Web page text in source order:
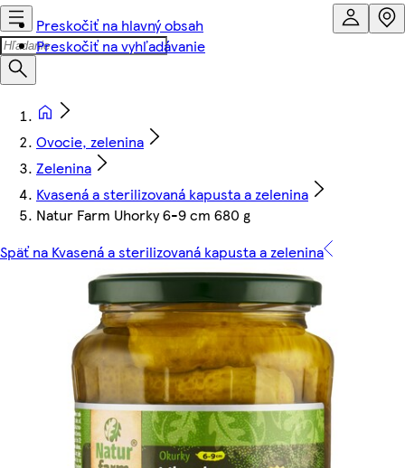
Preskočiť na hlavný obsah
Preskočiť na vyhľadávanie
Ovocie, zelenina
Zelenina
Kvasená a sterilizovaná kapusta a zelenina
Natur Farm Uhorky 6-9 cm 680 g
Späť na Kvasená a sterilizovaná kapusta a zelenina